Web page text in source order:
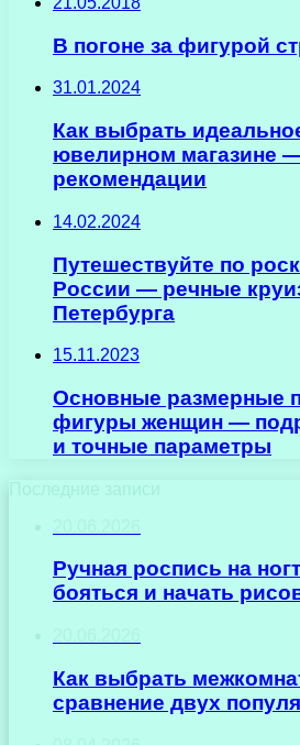
В погоне за фигурой
31.01.2024
Как выбрать
ювелирном магазине
рекомендации
14.02.2024
Путешествуйте по
России — речные
Петербурга
15.11.2023
Основные размерные
фигуры женщин —
и точные параметры
Последние записи
Ручная роспись на
бояться и начать
Как выбрать
сравнение двух